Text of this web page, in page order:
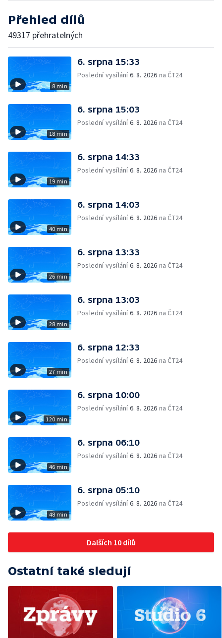
Přehled dílů
49317 přehratelných
8 min
6. srpna 15:33
Poslední vysílání6. 8. 2026 na ČT24
18 min
6. srpna 15:03
Poslední vysílání6. 8. 2026 na ČT24
19 min
6. srpna 14:33
Poslední vysílání6. 8. 2026 na ČT24
40 min
6. srpna 14:03
Poslední vysílání6. 8. 2026 na ČT24
26 min
6. srpna 13:33
Poslední vysílání6. 8. 2026 na ČT24
28 min
6. srpna 13:03
Poslední vysílání6. 8. 2026 na ČT24
27 min
6. srpna 12:33
Poslední vysílání6. 8. 2026 na ČT24
120 min
6. srpna 10:00
Poslední vysílání6. 8. 2026 na ČT24
46 min
6. srpna 06:10
Poslední vysílání6. 8. 2026 na ČT24
48 min
6. srpna 05:10
Poslední vysílání6. 8. 2026 na ČT24
Dalších 10 dílů
Ostatní také sledují